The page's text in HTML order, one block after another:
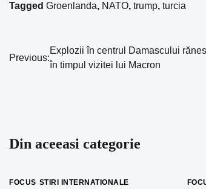
Tagged Groenlanda, NATO, trump, turcia
Navigare
Previous:
Explozii în centrul Damascului
în timpul vizitei lui Macron
Din aceeasi categorie
FOCUS STIRI INTERNATIONALE